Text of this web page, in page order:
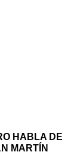
HABLA DE
MARTÍN